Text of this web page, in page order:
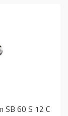
SB 60 S 12 C